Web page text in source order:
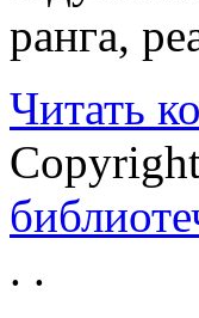
ранга,
Читать
. .